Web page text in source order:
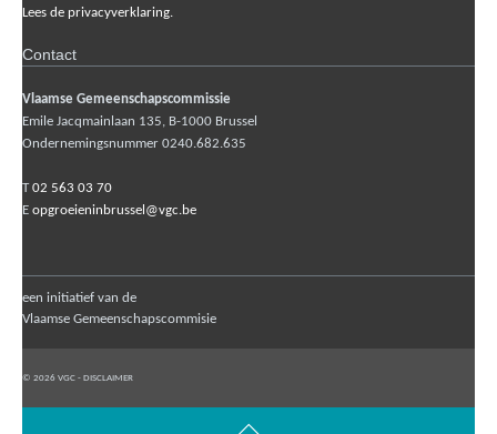
Lees de privacyverklaring.
Contact
Vlaamse Gemeenschapscommissie
Emile Jacqmainlaan 135, B-1000 Brussel
Ondernemingsnummer 0240.682.635
T02 563 03 70
E opgroeieninbrussel@vgc.be
een initiatief van de
Vlaamse Gemeenschapscommisie
© 2026 VGC - DISCLAIMER